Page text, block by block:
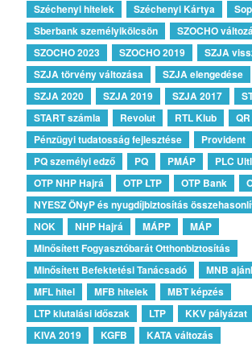
Széchenyi hitelek
Széchenyi Kártya
Sberbank személyikölcsön
SZOCHO
SZOCHO 2023
SZOCHO 2019
SZJA
SZJA törvény változása
SZJA elengedése
SZJA 2020
SZJA 2019 SZJA 2017
START számla
Revolut RTL Klub
Pénzügyi tudatosság fejlesztése
Provident
PQ személyi edző
PQ PMÁP
PLC
OTP NHP Hajrá
OTP LTP OTP Bank
NYESZ ÖNyP és nyugdíjbiztosítás
NOK
NHP Hajrá MÁPP
MÁP
Minősített Fogyasztóbarát Otthonbiztosítás
Minősített Befektetési Tanácsadó
MNB
MFL hitel
MFB hitelek
MBT képzés
LTP kiutalási időszak
LTP KKV pályázat
KIVA 2019
KGFB
KATA változás